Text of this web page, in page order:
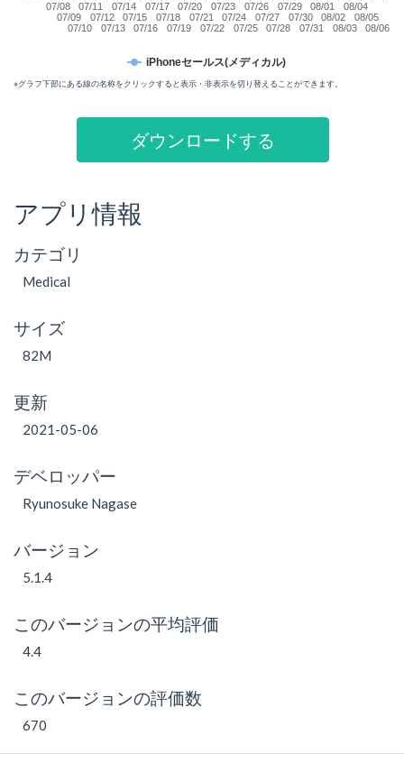
iPhoneセールス(メディカル)
07/08
07/09
07/10
07/11
07/12
07/13
07/14
07/15
07/16
07/17
07/18
07/19
07/20
07/21
07/22
07/23
07/24
07/25
07/26
07/27
07/28
07/29
07/30
07/31
08/01
08/02
08/03
08/04
08/05
08/06
※グラフ下部にある線の名称をクリックすると表示・非表示を切り替えることができます。
ダウンロードする
アプリ情報
カテゴリ
Medical
サイズ
82M
更新
2021-05-06
デベロッパー
Ryunosuke Nagase
バージョン
5.1.4
このバージョンの平均評価
4.4
このバージョンの評価数
670